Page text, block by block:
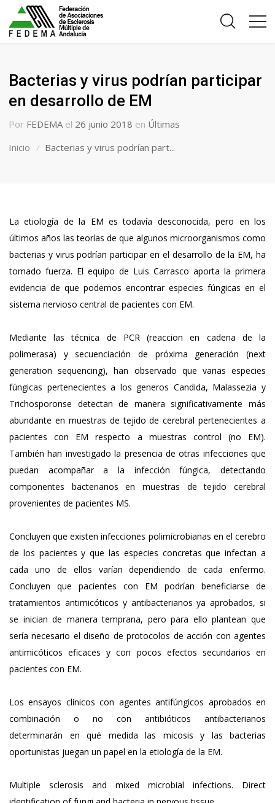
Bacterias y virus podrían participar
en desarrollo de EM
Por FEDEMA el 26 junio 2018 en Últimas
Inicio
Bacterias y virus podrían part...
La etiología de la EM es todavía desconocida, pero en los
últimos años las teorías de que algunos microorganismos como
bacterias y virus podrían participar en el desarrollo de la EM, ha
tomado fuerza. El equipo de Luis Carrasco aporta la primera
evidencia de que podemos encontrar especies fúngicas en el
sistema nervioso central de pacientes con EM.
Mediante las técnica de PCR (reaccion en cadena de la
polimerasa) y secuenciación de próxima generación (next
generation sequencing), han observado que varias especies
fúngicas pertenecientes a los generos Candida, Malassezia y
Trichosporonse detectan de manera significativamente más
abundante en muestras de tejido de cerebral pertenecientes a
pacientes con EM respecto a muestras control (no EM).
También han investigado la presencia de otras infecciones que
puedan acompañar a la infección fúngica, detectando
componentes bacterianos en muestras de tejido cerebral
provenientes de pacientes MS.
Concluyen que existen infecciones polimicrobianas en el cerebro
de los pacientes y que las especies concretas que infectan a
cada uno de ellos varían dependiendo de cada enfermo.
Concluyen que pacientes con EM podrían beneficiarse de
tratamientos antimicóticos y antibacterianos ya aprobados, si
se inician de manera temprana, pero para ello plantean que
sería necesario el diseño de protocolos de acción con agentes
antimicóticos eficaces y con pocos efectos secundarios en
pacientes con EM.
Los ensayos clínicos con agentes antifúngicos aprobados en
combinación o no con antibióticos antibacterianos
determinarán en qué medida las micosis y las bacterias
oportunistas juegan un papel en la etiología de la EM.
Multiple sclerosis and mixed microbial infections. Direct